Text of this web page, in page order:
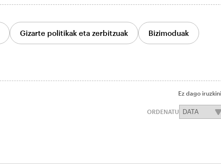
Gizarte politikak eta zerbitzuak Bizimoduak
Ez dago
ORDENATU